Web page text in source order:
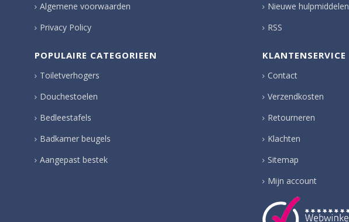
Nieuwe hulpmiddelen
RSS
KLANTENSERVICE
Contact
Verzendkosten
Retourneren
Klachten
Sitemap
Mijn account
Algemene voorwaarden
Privacy Policy
POPULAIRE CATEGORIEEN
Toiletverhogers
Douchestoelen
Bedleestafels
Badkamer beugels
Aangepast bestek